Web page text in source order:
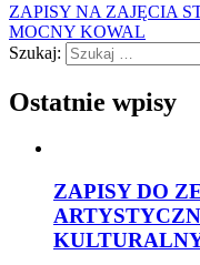
ZAPISY NA ZAJĘCIA
MOCNY KOWAL
Szukaj:
Ostatnie wpisy
ZAPISY DO